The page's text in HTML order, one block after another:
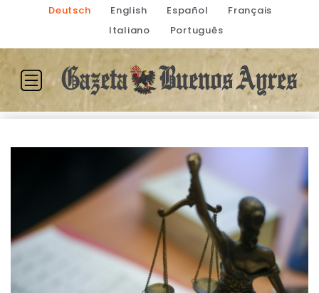
Deutsch English Español
Français
Italiano
Português